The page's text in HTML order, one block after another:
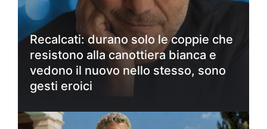
Recalcati: durano solo le coppie che
resistono alla canottiera bianca e
vedono il nuovo nello stesso, sono
gesti eroici